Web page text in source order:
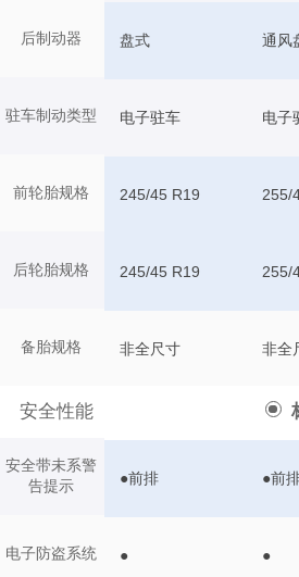
后制动器
驻车制动类型
前轮胎规格
后轮胎规格
备胎规格
安全性能
安全带未系警
告提示
电子防盗系统
盘式 通风
电子驻车 电子
245/45 R19 255/
245/45 R19 255/
非全尺寸 非全
●前排 ●前
● ●